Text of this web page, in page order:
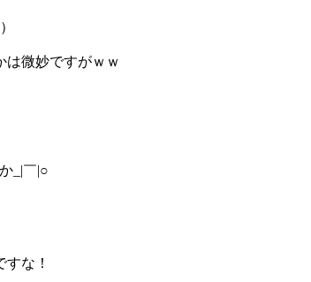
は微妙ですがｗｗ
_|￣|○
な！